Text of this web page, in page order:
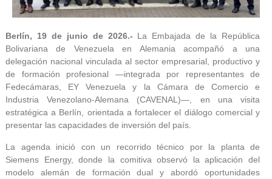
Berlín, 19 de junio de 2026.- La Embajada de la República
Bolivariana de Venezuela en Alemania acompañó a una
delegación nacional vinculada al sector empresarial, productivo y
de formación profesional —integrada por representantes de
Fedecámaras, EY Venezuela y la Cámara de Comercio e
Industria Venezolano-Alemana (CAVENAL)—, en una visita
estratégica a Berlín, orientada a fortalecer el diálogo comercial y
presentar las capacidades de inversión del país.
La agenda inició con un recorrido técnico por la planta de
Siemens Energy, donde la comitiva observó la aplicación del
modelo alemán de formación dual y abordó oportunidades